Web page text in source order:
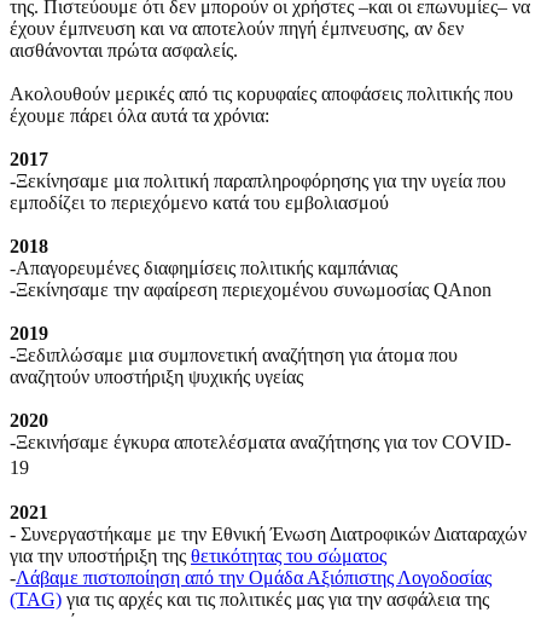
της. Πιστεύουμε ότι δεν μπορούν οι χρήστες –και οι επωνυμίες– να
έχουν έμπνευση και να αποτελούν πηγή έμπνευσης, αν δεν
αισθάνονται πρώτα ασφαλείς.
Ακολουθούν μερικές από τις κορυφαίες αποφάσεις πολιτικής που
έχουμε πάρει όλα αυτά τα χρόνια:
2017
-Ξεκίνησαμε μια πολιτική παραπληροφόρησης για την υγεία που
εμποδίζει το περιεχόμενο κατά του εμβολιασμού
2018
-Απαγορευμένες διαφημίσεις πολιτικής καμπάνιας
-Ξεκίνησαμε την αφαίρεση περιεχομένου συνωμοσίας QAnon
2019
-Ξεδιπλώσαμε μια συμπονετική αναζήτηση για άτομα που
αναζητούν υποστήριξη ψυχικής υγείας
2020
-Ξεκινήσαμε έγκυρα αποτελέσματα αναζήτησης για τον COVID-
19
2021
- Συνεργαστήκαμε με την Εθνική Ένωση Διατροφικών Διαταραχών
για την υποστήριξη της θετικότητας του σώματος
-Λάβαμε πιστοποίηση από την Ομάδα Αξιόπιστης Λογοδοσίας
(TAG) για τις αρχές και τις πολιτικές μας για την ασφάλεια της